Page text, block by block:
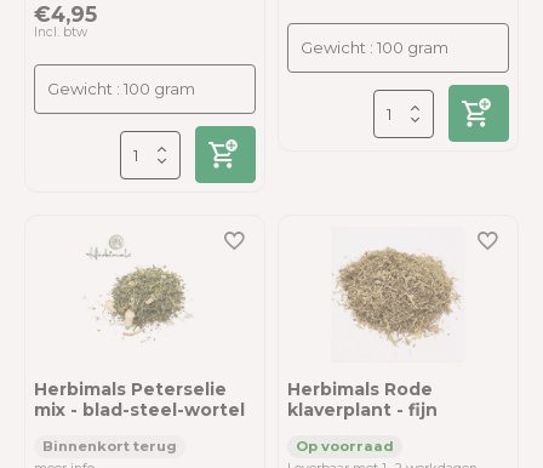
€4,95
Incl. btw
Herbimals Peterselie
mix - blad-steel-wortel
Herbimals Rode
klaverplant - fijn